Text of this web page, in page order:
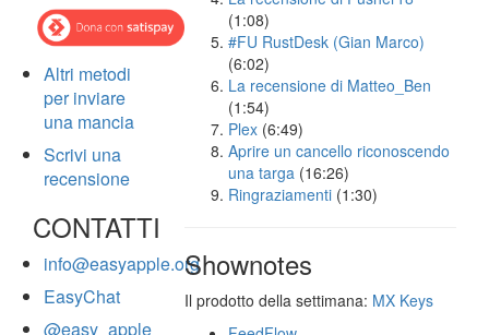
Altri metodi
per inviare
una mancia
Scrivi una
recensione
CONTATTI
info@easyapple.org
EasyChat
@easy_apple
(1:08)
#FU RustDesk (Gian Marco)
(6:02)
La recensione di Matteo_Ben
(1:54)
Plex (6:49)
Aprire un cancello riconoscendo
una targa (16:26)
Ringraziamenti (1:30)
Shownotes
Il prodotto della settimana: MX Keys